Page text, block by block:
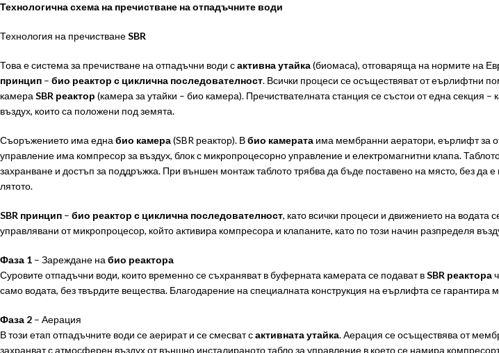
Технологична схема на пречистване на отпадъчните води
Технология на пречистванеSBR
Това е система за пречистване на отпадъчни води сактивна утайка(биомаса), отговаряща на нормите на
принцип – био реактор с циклична последователност. Всички процеси се осъществяват от еърлифтни
камера SBR реактор (камера за утайки – био камера). Пречиствателната станция се състои от една секция
въздух, които са положени под земята.
Съоръжението има една био камера(SBR реактор). Вбио камерата има мембранни аератори, еърлифт за
управление има компресор за въздух, блок с микропроцесорно управление и електромагнитни клапа.
захранване и достъп за поддръжка. При външен монтаж таблото трябва да бъде поставено на място, без да
лятото.
SBR принцип – био реактор с циклична последователност, като всички процеси и движението на
управлявани от микропроцесор, който активира компресора и клапаните, като по този начин разпределя
Фаза 1 – Зареждане на био реактора
Суровите отпадъчни води, които временно се съхраняват в буферната камерата се подават вSBR реактора
само водата, без твърдите вещества. Благодарение на специалната конструкция на еърлифта се
Фаза 2 – Аерация
В този етап отпадъчните води се аерират и се смесват сактивната утайка. Аерация се осъществява от
захранват с атмосферен въздух от външно инсталираното табло за управление в което се намира